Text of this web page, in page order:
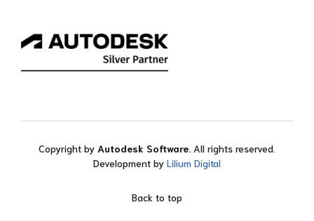
Copyright by Autodesk Software. All rights reserved.
Development by Lilium Digital
Back to top